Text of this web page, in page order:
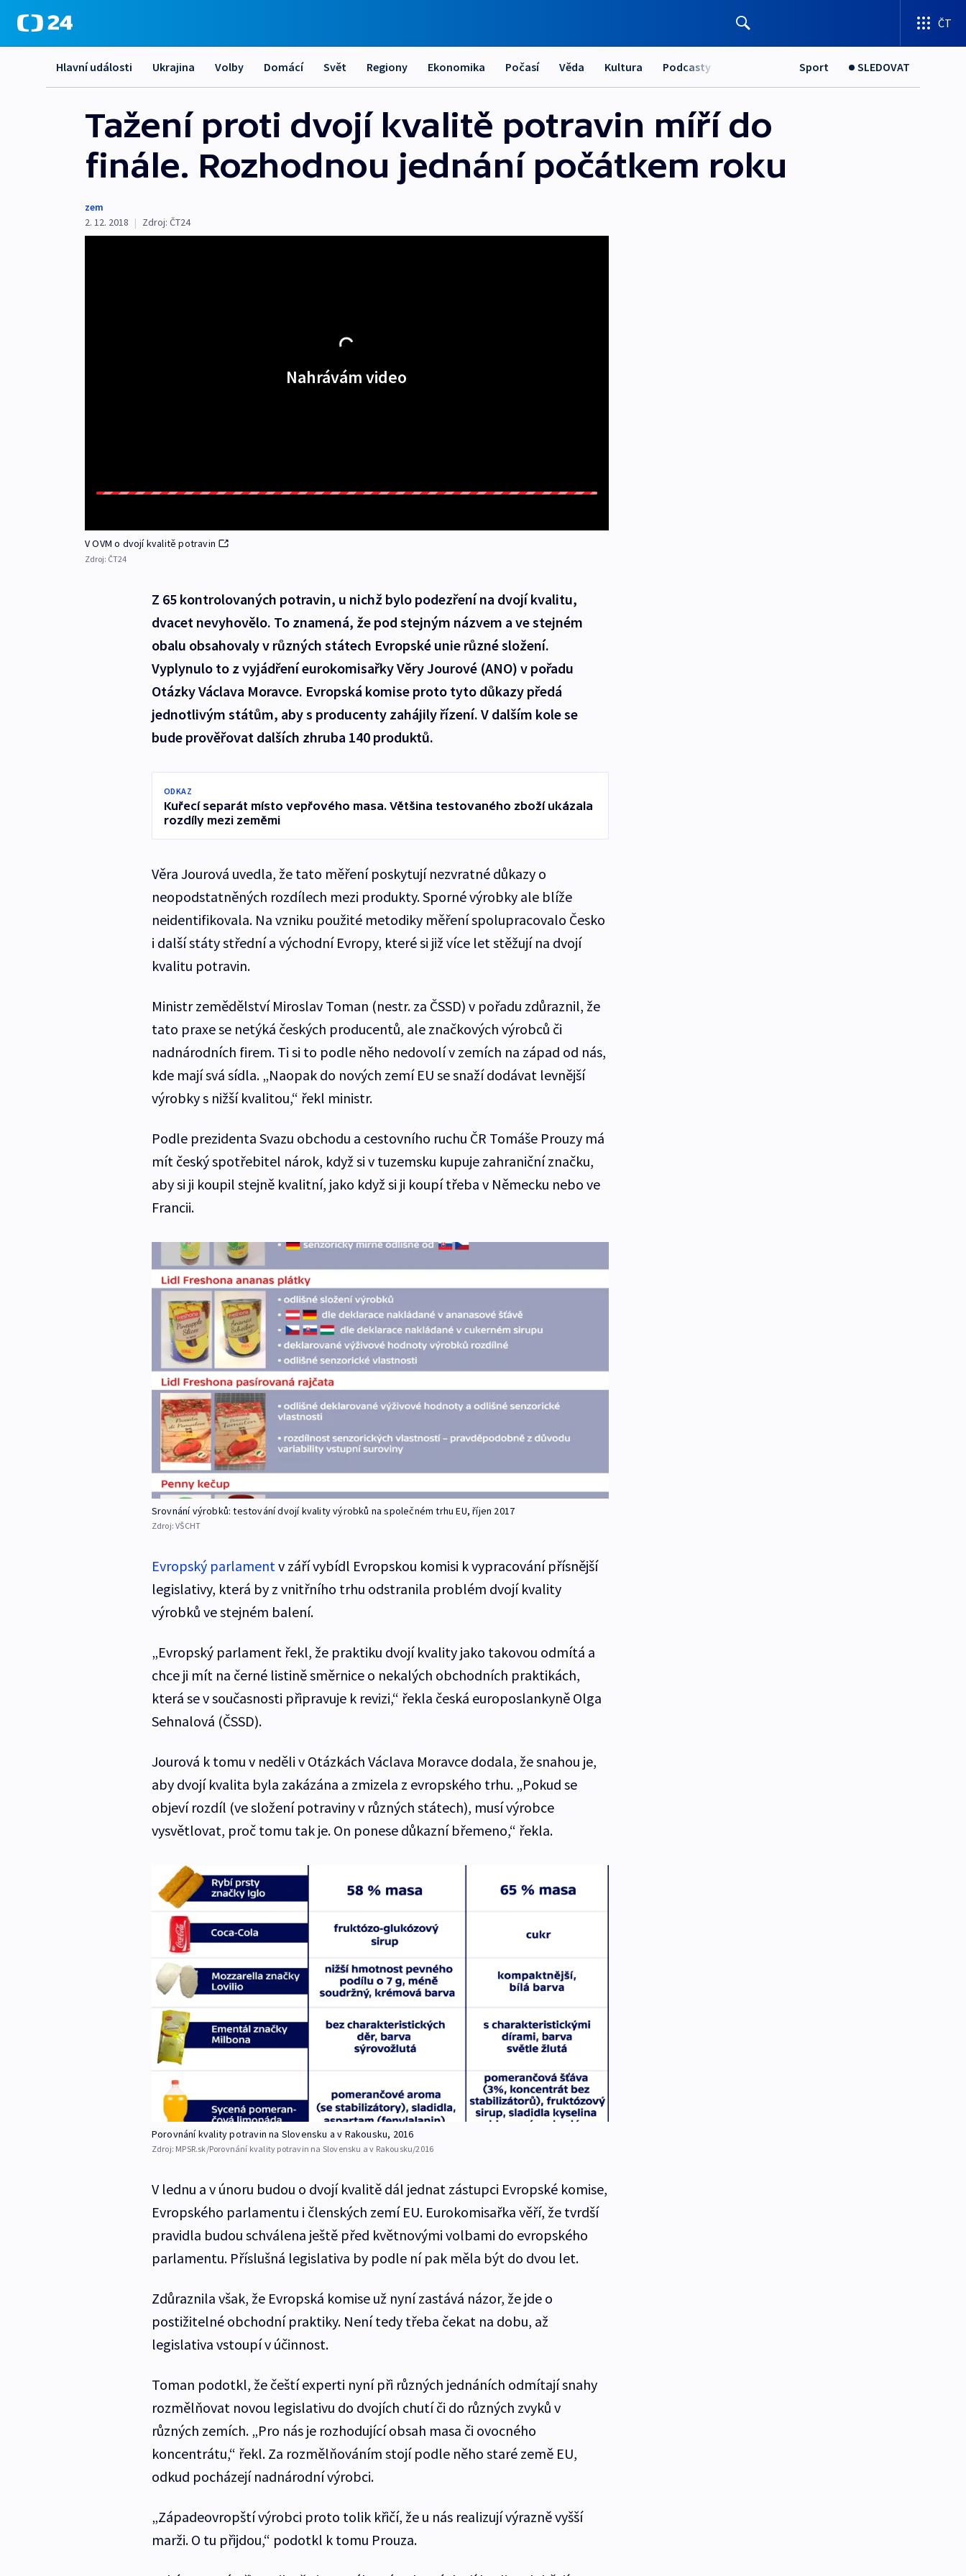
ČT
Hlavní události Ukrajina Volby Domácí Svět Regiony Ekonomika Počasí Věda Kultura Podcasty Sport SLEDOVAT
Tažení proti dvojí kvalitě potravin míří do
finále. Rozhodnou jednání počátkem roku
zem
2. 12. 2018 | Zdroj: ČT24
Nahrávám video
V OVM o dvojí kvalitě potravin
Zdroj: ČT24
Z 65 kontrolovaných potravin, u nichž bylo podezření na dvojí kvalitu,
dvacet nevyhovělo. To znamená, že pod stejným názvem a ve stejném
obalu obsahovaly v různých státech Evropské unie různé složení.
Vyplynulo to z vyjádření eurokomisařky Věry Jourové (ANO) v pořadu
Otázky Václava Moravce. Evropská komise proto tyto důkazy předá
jednotlivým státům, aby s producenty zahájily řízení. V dalším kole se
bude prověřovat dalších zhruba 140 produktů.
ODKAZ
Kuřecí separát místo vepřového masa. Většina testovaného zboží ukázala
rozdíly mezi zeměmi
Věra Jourová uvedla, že tato měření poskytují nezvratné důkazy o
neopodstatněných rozdílech mezi produkty. Sporné výrobky ale blíže
neidentifikovala. Na vzniku použité metodiky měření spolupracovalo Česko
i další státy střední a východní Evropy, které si již více let stěžují na dvojí
kvalitu potravin.
Ministr zemědělství Miroslav Toman (nestr. za ČSSD) v pořadu zdůraznil, že
tato praxe se netýká českých producentů, ale značkových výrobců či
nadnárodních firem. Ti si to podle něho nedovolí v zemích na západ od nás,
kde mají svá sídla. „Naopak do nových zemí EU se snaží dodávat levnější
výrobky s nižší kvalitou,“ řekl ministr.
Podle prezidenta Svazu obchodu a cestovního ruchu ČR Tomáše Prouzy má
mít český spotřebitel nárok, když si v tuzemsku kupuje zahraniční značku,
aby si ji koupil stejně kvalitní, jako když si ji koupí třeba v Německu nebo ve
Francii.
Srovnání výrobků: testování dvojí kvality výrobků na společném trhu EU, říjen 2017
Zdroj:VŠCHT
Evropský parlamentv září vybídl Evropskou komisi k vypracování přísnější
legislativy, která by z vnitřního trhu odstranila problém dvojí kvality
výrobků ve stejném balení.
„Evropský parlament řekl, že praktiku dvojí kvality jako takovou odmítá a
chce ji mít na černé listině směrnice o nekalých obchodních praktikách,
která se v současnosti připravuje k revizi,“ řekla česká europoslankyně Olga
Sehnalová (ČSSD).
Jourová k tomu v neděli v Otázkách Václava Moravce dodala, že snahou je,
aby dvojí kvalita byla zakázána a zmizela z evropského trhu. „Pokud se
objeví rozdíl (ve složení potraviny v různých státech), musí výrobce
vysvětlovat, proč tomu tak je. On ponese důkazní břemeno,“ řekla.
Porovnání kvality potravin na Slovensku a v Rakousku, 2016
Zdroj: MPSR.sk/Porovnání kvality potravin na Slovensku a v Rakousku/2016
V lednu a v únoru budou o dvojí kvalitě dál jednat zástupci Evropské komise,
Evropského parlamentu i členských zemí EU. Eurokomisařka věří, že tvrdší
pravidla budou schválena ještě před květnovými volbami do evropského
parlamentu. Příslušná legislativa by podle ní pak měla být do dvou let.
Zdůraznila však, že Evropská komise už nyní zastává názor, že jde o
postižitelné obchodní praktiky. Není tedy třeba čekat na dobu, až
legislativa vstoupí v účinnost.
Toman podotkl, že čeští experti nyní při různých jednáních odmítají snahy
rozmělňovat novou legislativu do dvojích chutí či do různých zvyků v
různých zemích. „Pro nás je rozhodující obsah masa či ovocného
koncentrátu,“ řekl. Za rozmělňováním stojí podle něho staré země EU,
odkud pocházejí nadnárodní výrobci.
„Západeovropští výrobci proto tolik křičí, že u nás realizují výrazně vyšší
marži. O tu přijdou,“ podotkl k tomu Prouza.